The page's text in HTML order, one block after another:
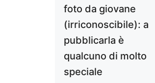
foto da giovane
(irriconoscibile): a
pubblicarla è
qualcuno di molto
speciale